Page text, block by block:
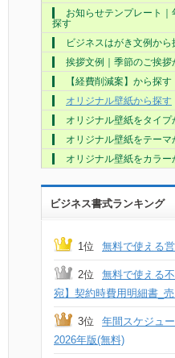
お知らせテンプレート
探す
ビジネスはがき文例から
挨拶文例｜季節のご挨拶
【経費削減案】から探す
オリジナル壁紙から探す
オリジナル壁紙をタイプ
オリジナル壁紙をテーマ
オリジナル壁紙をカラー
ビジネス書式ランキング
1位 無料で使える
2位
無料で使える
宛】契約時費用明細書_売
3位
年間スケジュ
2026年版(無料)